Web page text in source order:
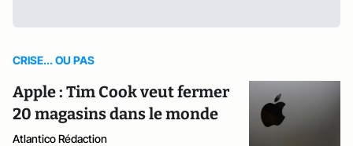
CRISE... OU PAS
Apple : Tim Cook veut fermer
20 magasins dans le monde
Atlantico Rédaction